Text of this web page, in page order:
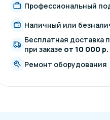
Профессиональный
Наличный или
Бесплатная доставка
при заказе от 10 000 р.
Ремонт оборудования